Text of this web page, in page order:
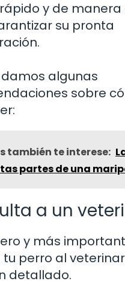
y de manera
su pronta
algunas
sobre
también te interese:
partes de una
a un
y más
tu perro al
detallado.